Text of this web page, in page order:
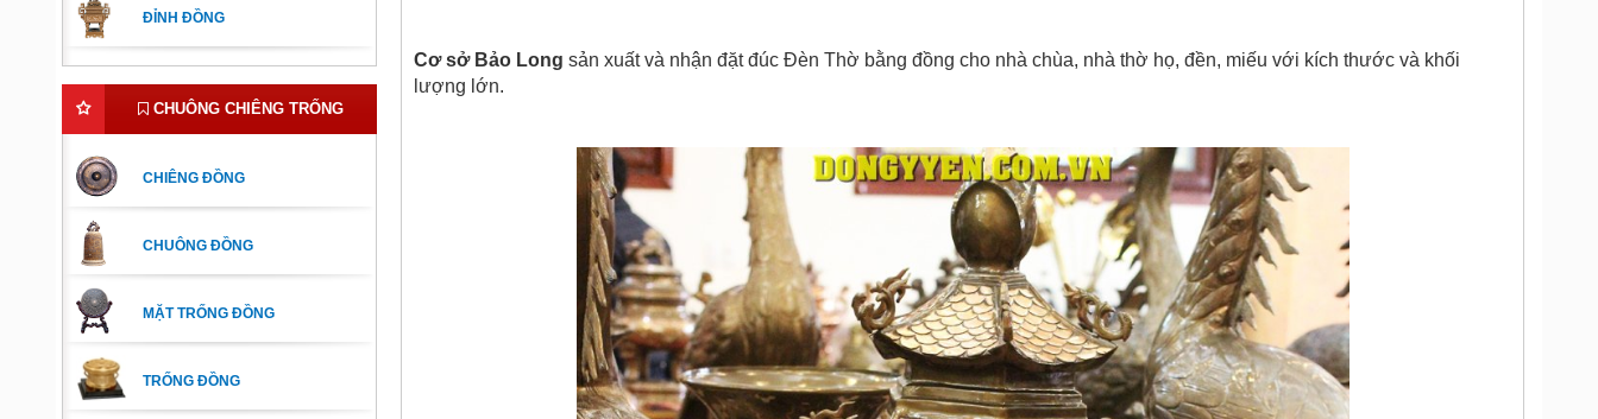
ĐỈNH ĐỒNG
CHUÔNG CHIÊNG TRỐNG
CHIÊNG ĐỒNG
CHUÔNG ĐỒNG
MẶT TRỐNG ĐỒNG
TRỐNG ĐỒNG
Cơ sở Bảo Long sản xuất và nhận đặt đúc Đèn Thờ bằng đồng cho nhà chùa, nhà thờ họ, đền, miếu với kích thước và khối
lượng lớn.